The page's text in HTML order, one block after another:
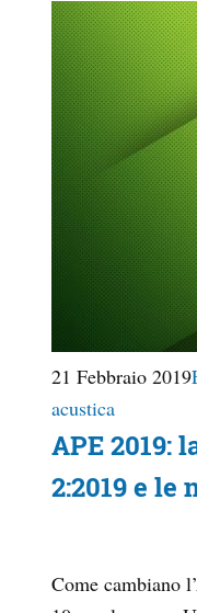
21 Febbraio 2019
acustica
APE 2019:
2:2019 e le
Come cambiano